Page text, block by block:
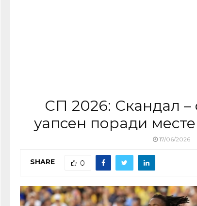
СП 2026: Скандал
уапсен поради
17/06/2026
SHARE 0